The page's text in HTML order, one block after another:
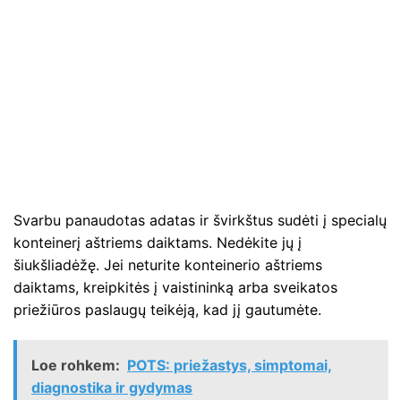
Svarbu panaudotas adatas ir švirkštus sudėti į specialų
konteinerį aštriems daiktams. Nedėkite jų į
šiukšliadėžę. Jei neturite konteinerio aštriems
daiktams, kreipkitės į vaistininką arba sveikatos
priežiūros paslaugų teikėją, kad jį gautumėte.
Loe rohkem: POTS: priežastys, simptomai,
diagnostika ir gydymas